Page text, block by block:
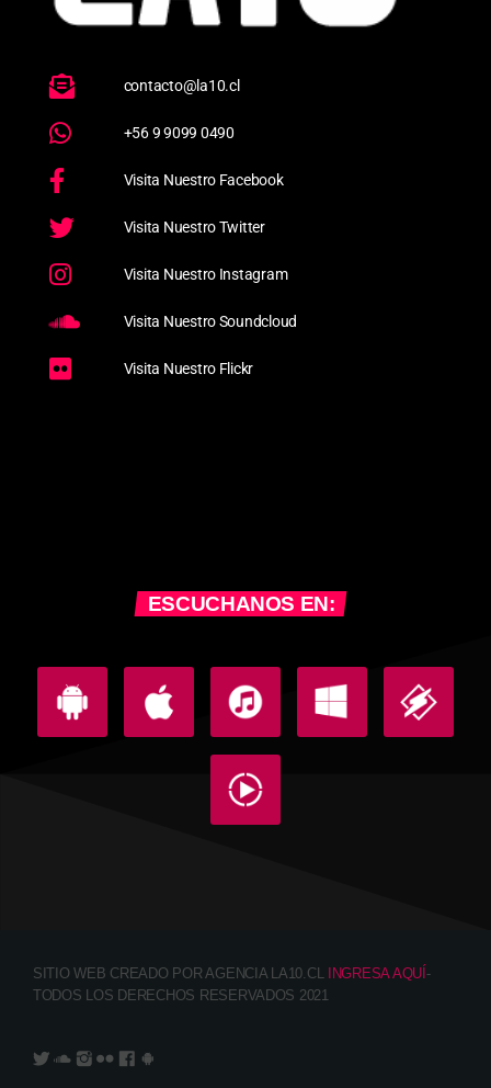
contacto@la10.cl
+56 9 9099 0490
Visita Nuestro Facebook
Visita Nuestro Twitter
Visita Nuestro Instagram
Visita Nuestro Soundcloud
Visita Nuestro Flickr
ESCUCHANOS EN:
SITIO WEB CREADO POR AGENCIA LA10.CL INGRESA AQUÍ -
TODOS LOS DERECHOS RESERVADOS 2021